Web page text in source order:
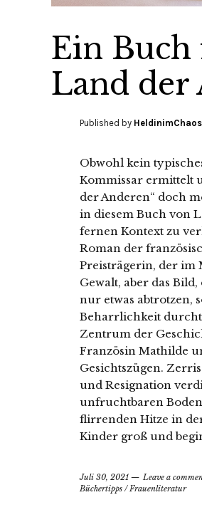
Ein Buch
Land der
Published by HeldinimChaos
Obwohl kein
Kommissar ermittelt
der Anderen“ doch
in diesem Buch von
fernen Kontext zu
Roman der
Preisträgerin, der im
Gewalt, aber das
nur etwas abtrotzen,
Beharrlichkeit
Zentrum der
Französin Mathilde
Gesichtszügen.
und Resignation
unfruchtbaren
flirrenden Hitze in
Kinder groß und
Juli 30, 2021
Leave a
Büchertipps /Frauenliteratur